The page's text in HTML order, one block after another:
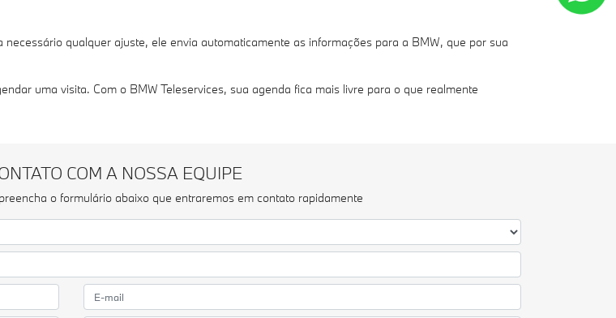
qualquer ajuste, ele envia automaticamente as informações para a BMW, que por sua
uma visita. Com o BMW Teleservices, sua agenda fica mais livre para o que realmente
COM A NOSSA EQUIPE
o formulário abaixo que entraremos em contato rapidamente